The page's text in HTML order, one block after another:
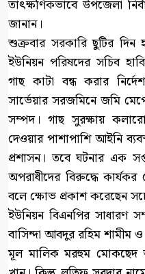
তাৎক্ষণিকভাবে উপজেলা
জানান।
শুক্রবার সরকারি ছুটির
ইউনিয়ন পরিষদের সচিব
গাছ কাটা বন্ধ করার
সার্ভেয়ার সরজমিনে জমি
সম্পদ। গাছ সুরক্ষায়
দেওয়ার পাশাপাশি আইনি
প্রশাসন। তবে ঘটনার এক
অপরাধীদের বিরুদ্ধে
বলে ক্ষোভ প্রকাশ করেছেন
ইউনিয়ন বিএনপির সাধারণ
বাসিন্দা আবদুর রহিম
মূল মালিক মরহুম